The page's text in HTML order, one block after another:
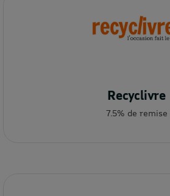
Recyclivre
7.5% de remise